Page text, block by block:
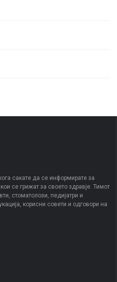
сакате да се информирате за
се грижат за своето здравје. Тимот
стоматолози, педијатри и
корисни совети и одговори на